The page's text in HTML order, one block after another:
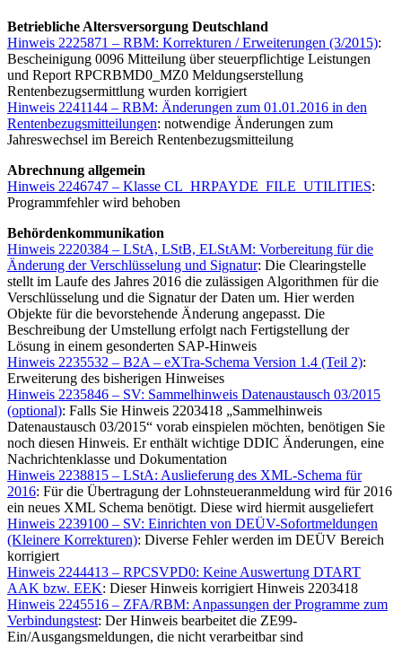
Betriebliche Altersversorgung Deutschland
Hinweis 2225871 – RBM: Korrekturen / Erweiterungen (3/2015):
Bescheinigung 0096 Mitteilung über steuerpflichtige Leistungen
und Report RPCRBMD0_MZ0 Meldungserstellung
Rentenbezugsermittlung wurden korrigiert
Hinweis 2241144 – RBM: Änderungen zum 01.01.2016 in den
Rentenbezugsmitteilungen: notwendige Änderungen zum
Jahreswechsel im Bereich Rentenbezugsmitteilung
Abrechnung allgemein
Hinweis 2246747 – Klasse CL_HRPAYDE_FILE_UTILITIES:
Programmfehler wird behoben
Behördenkommunikation
Hinweis 2220384 – LStA, LStB, ELStAM: Vorbereitung für die
Änderung der Verschlüsselung und Signatur: Die Clearingstelle
stellt im Laufe des Jahres 2016 die zulässigen Algorithmen für die
Verschlüsselung und die Signatur der Daten um. Hier werden
Objekte für die bevorstehende Änderung angepasst. Die
Beschreibung der Umstellung erfolgt nach Fertigstellung der
Lösung in einem gesonderten SAP-Hinweis
Hinweis 2235532 – B2A – eXTra-Schema Version 1.4 (Teil 2):
Erweiterung des bisherigen Hinweises
Hinweis 2235846 – SV: Sammelhinweis Datenaustausch 03/2015
(optional): Falls Sie Hinweis 2203418 „Sammelhinweis
Datenaustausch 03/2015“ vorab einspielen möchten, benötigen Sie
noch diesen Hinweis. Er enthält wichtige DDIC Änderungen, eine
Nachrichtenklasse und Dokumentation
Hinweis 2238815 – LStA: Auslieferung des XML-Schema für
2016: Für die Übertragung der Lohnsteueranmeldung wird für 2016
ein neues XML Schema benötigt. Diese wird hiermit ausgeliefert
Hinweis 2239100 – SV: Einrichten von DEÜV-Sofortmeldungen
(Kleinere Korrekturen): Diverse Fehler werden im DEÜV Bereich
korrigiert
Hinweis 2244413 – RPCSVPD0: Keine Auswertung DTART
AAK bzw. EEK: Dieser Hinweis korrigiert Hinweis 2203418
Hinweis 2245516 – ZFA/RBM: Anpassungen der Programme zum
Verbindungstest: Der Hinweis bearbeitet die ZE99-
Ein/Ausgangsmeldungen, die nicht verarbeitbar sind